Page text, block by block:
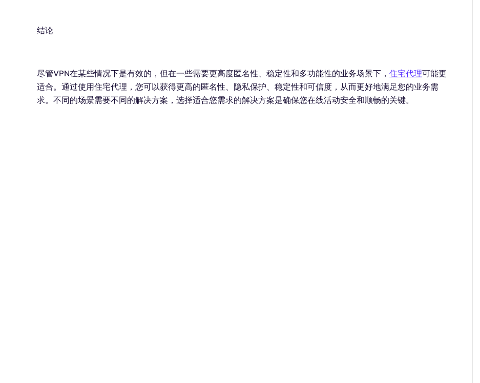
结论
尽管VPN在某些情况下是有效的，但在一些需要更高度匿名性、稳定性和多功能性的业务场景下， 住宅代理可能更
适合。通过使用住宅代理，您可以获得更高的匿名性、隐私保护、稳定性和可信度，从而更好地满足您的业务需
求。不同的场景需要不同的解决方案，选择适合您需求的解决方案是确保您在线活动安全和顺畅的关键。